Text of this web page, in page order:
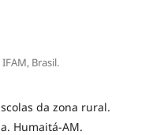
Brasil.
da zona rural.
Humaitá-AM.